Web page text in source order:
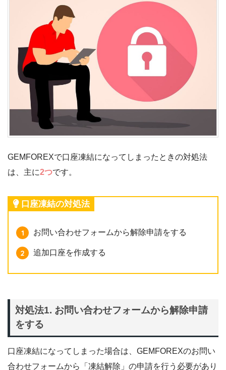
GEMFOREXで口座凍結になってしまったときの対処法
は、主に2つです。
口座凍結の対処法
お問い合わせフォームから解除申請をする
追加口座を作成する
対処法1. お問い合わせフォームから解除申請
をする
口座凍結になってしまった場合は、GEMFOREXのお問い
合わせフォームから「凍結解除」の申請を行う必要があり